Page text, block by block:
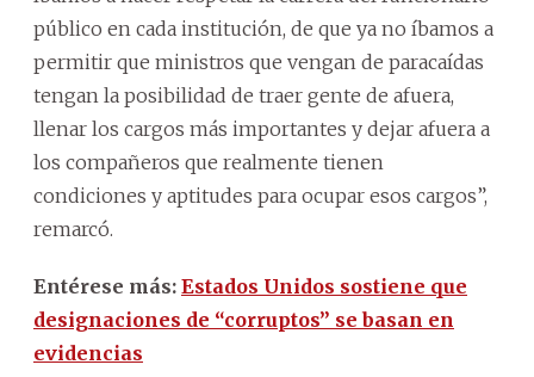
público en cada institución, de que ya no íbamos a
permitir que ministros que vengan de paracaídas
tengan la posibilidad de traer gente de afuera,
llenar los cargos más importantes y dejar afuera a
los compañeros que realmente tienen
condiciones y aptitudes para ocupar esos cargos”,
remarcó.
Entérese más: Estados Unidos sostiene que
designaciones de “corruptos” se basan en
evidencias